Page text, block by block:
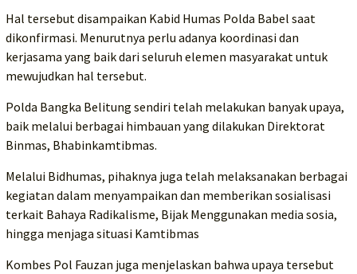
Hal tersebut disampaikan Kabid Humas Polda Babel saat
dikonfirmasi. Menurutnya perlu adanya koordinasi dan
kerjasama yang baik dari seluruh elemen masyarakat untuk
mewujudkan hal tersebut.
Polda Bangka Belitung sendiri telah melakukan banyak upaya,
baik melalui berbagai himbauan yang dilakukan Direktorat
Binmas, Bhabinkamtibmas.
Melalui Bidhumas, pihaknya juga telah melaksanakan berbagai
kegiatan dalam menyampaikan dan memberikan sosialisasi
terkait Bahaya Radikalisme, Bijak Menggunakan media sosia,
hingga menjaga situasi Kamtibmas
Kombes Pol Fauzan juga menjelaskan bahwa upaya tersebut